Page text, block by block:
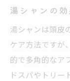
湯シャンの
湯シャンは頭皮
ケア方法ですが
的で多角的なア
ドスパやトリー